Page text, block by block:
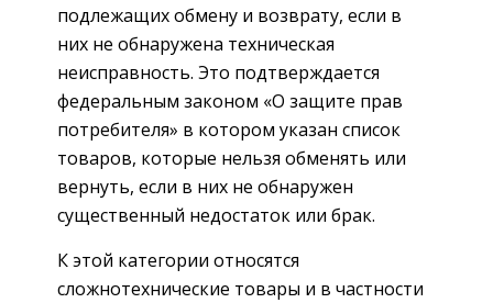
подлежащих обмену и возврату, если в
них не обнаружена техническая
неисправность. Это подтверждается
федеральным законом «О защите прав
потребителя» в котором указан список
товаров, которые нельзя обменять или
вернуть, если в них не обнаружен
существенный недостаток или брак.
К этой категории относятся
сложнотехнические товары и в частности